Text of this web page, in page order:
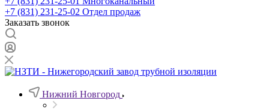
+7 (831) 231-25-02 Отдел продаж
Заказать звонок
Нижний Новгород